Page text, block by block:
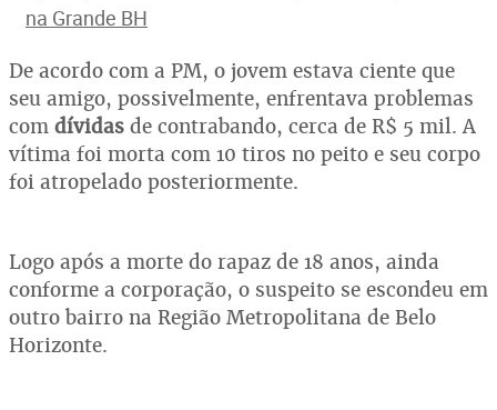
na Grande BH
De acordo com a PM, o jovem estava ciente que
seu amigo, possivelmente, enfrentava problemas
com dívidas de contrabando, cerca de R$ 5 mil. A
vítima foi morta com 10 tiros no peito e seu corpo
foi atropelado posteriormente.
Logo após a morte do rapaz de 18 anos, ainda
conforme a corporação, o suspeito se escondeu em
outro bairro na Região Metropolitana de Belo
Horizonte.